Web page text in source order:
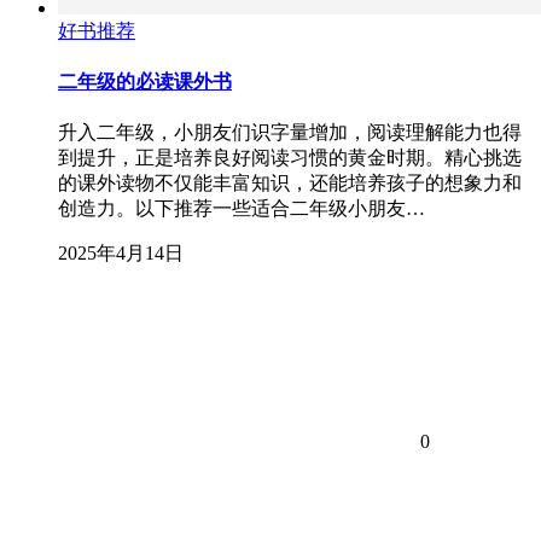
好书推荐
二年级的必读课外书
升入二年级，小朋友们识字量增加，阅读理解能力也得
到提升，正是培养良好阅读习惯的黄金时期。精心挑选
的课外读物不仅能丰富知识，还能培养孩子的想象力和
创造力。以下推荐一些适合二年级小朋友…
2025年4月14日
0